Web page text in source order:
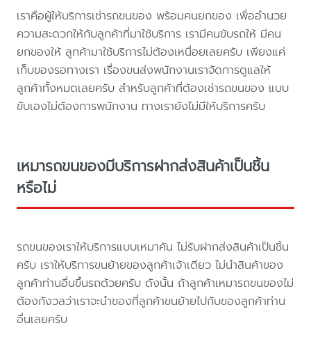
เราคือผู้ให้บริการเช่ารถขนของ พร้อมคนยกของ เพื่ออำนวย
ความสะดวกให้กับลูกค้าที่มาใช้บริการ เรามีคนขับรถให้ มีคน
ยกของให้ ลูกค้ามาใช้บริการไม่ต้องเหนื่อยเลยครับ เพียงแค่
เก็บของรอทางเรา เรื่องขนส่งพนักงานเราจัดการดูแลให้
ลูกค้าทั้งหมดเลยครับ สำหรับลูกค้าที่ต้องเช่ารถขนของ แบบ
ขับเองไม่ต้องการพนักงาน ทางเรายังไม่มีให้บริการครับ
เหมารถขนของมีบริการฝากส่งสินค้าเป็นชิ้น
หรือไม่
รถขนของเราให้บริการแบบเหมาคัน ไม่รับฝากส่งสินค้าเป็นชิ้น
ครับ เราให้บริการขนย้ายของลูกค้าเจ้าเดียว ไม่นำสินค้าของ
ลูกค้าท่านอื่นขึ้นรถด้วยครับ ดังนั้น ถ้าลูกค้าเหมารถขนของไม่
ต้องกังวลว่าเราจะนำของที่ลูกค้าขนย้ายไปกับของลูกค้าท่าน
อื่นเลยครับ